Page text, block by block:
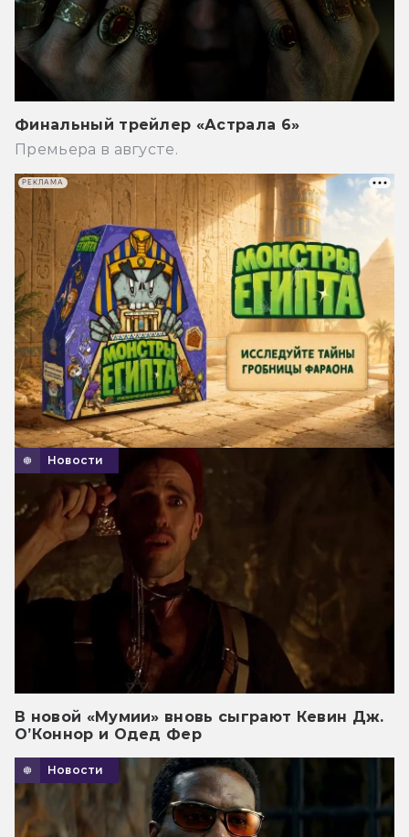
Финальный трейлер «Астрала 6»
Премьера в августе.
Новости
В новой «Мумии» вновь сыграют Кевин Дж.
О’Коннор и Одед Фер
Новости
РЕКЛАМА